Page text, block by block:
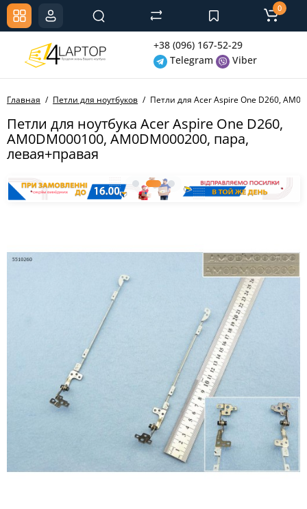
+38 (096) 167-52-29
Telegram
Viber
0
Главная Петли для ноутбуков Петли для Acer Aspire One D260,
Петли для ноутбука Acer Aspire One D260,
AM0DM000100, AM0DM000200, пара,
левая+правая